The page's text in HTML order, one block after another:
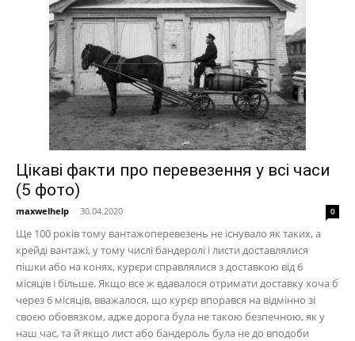
Цікаві факти про перевезення у всі часи
(5 фото)
maxwelhelp - 30.04.2020 0
Ще 100 років тому вантажоперевезень не існувало як таких, а
крейді вантажі, у тому числі бандеролі і листи доставлялися
пішки або на конях, курєри справлялися з доставкою від 6
місяців і більше. Якщо все ж вдавалося отримати доставку хоча б
через 6 місяців, вважалося, що курєр впорався на відмінно зі
своєю обовязком, адже дорога була не такою безпечною, як у
наш час, та й якщо лист або бандероль була не до вподоби